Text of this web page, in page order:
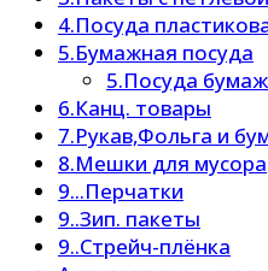
4.Посуда
5.Бумажная посуда
5.Посуда
6.Канц. товары
7.Рукав,Фольга и
8.Мешки для мусора
9...Перчатки
9..Зип. пакеты
9..Стрейч-плёнка